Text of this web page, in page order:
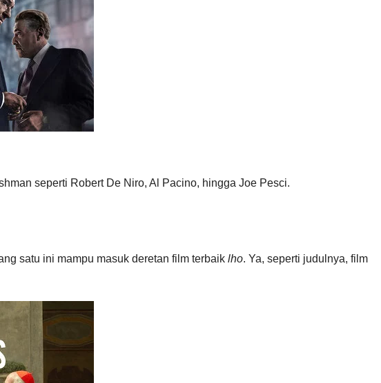
seperti Robert De Niro, Al Pacino, hingga Joe Pesci.
satu ini mampu masuk deretan film terbaik lho. Ya, seperti judulnya, film